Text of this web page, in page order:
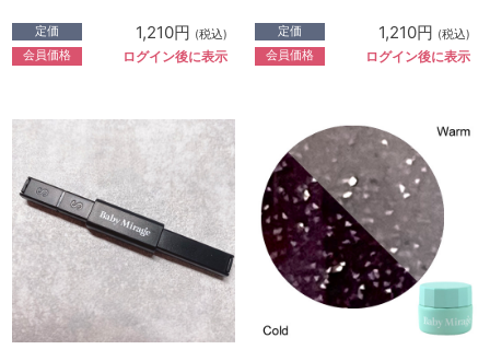
定価 1,210円 (税込)
会員価格 ログイン後に表示
定価 1,210円 (税込)
会員価格 ログイン後に表示